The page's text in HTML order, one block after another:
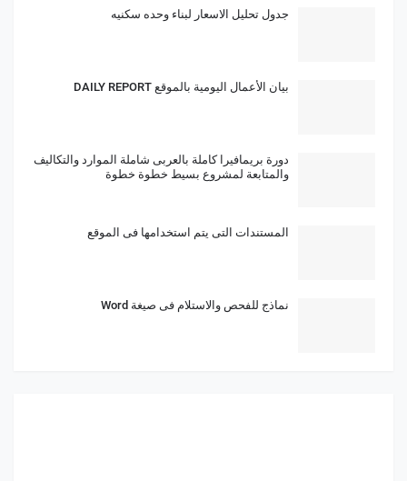
جدول تحليل الاسعار لبناء وحده سكنيه
بيان الأعمال اليومية بالموقع DAILY REPORT
دورة بريمافيرا كاملة بالعربى شاملة الموارد والتكاليف
والمتابعة لمشروع بسيط خطوة خطوة
المستندات التى يتم استخدامها فى الموقع
نماذج للفحص والاستلام فى صيغة Word